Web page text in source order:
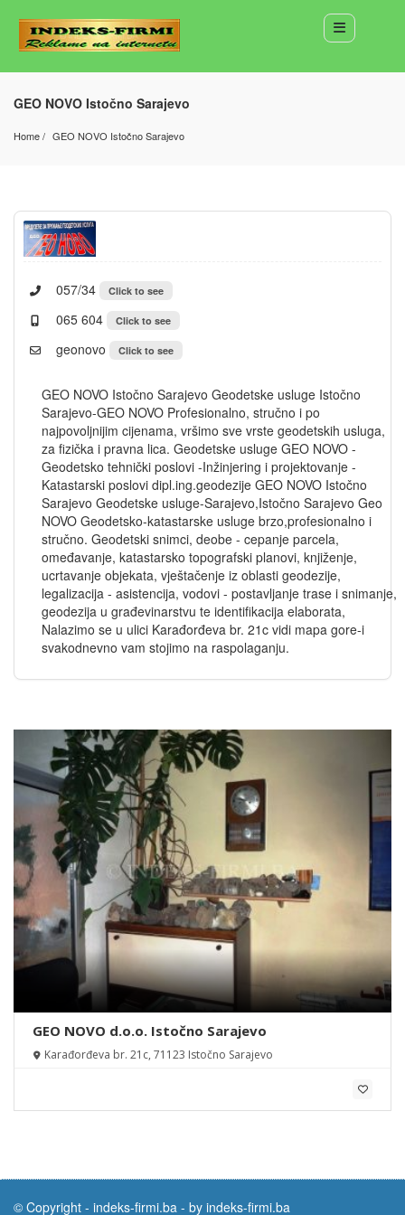
GEO NOVO Istočno Sarajevo
Home GEO NOVO Istočno Sarajevo
057/34 Click to see
065 604 Click to see
geonovo Click to see
GEO NOVO Istočno Sarajevo Geodetske usluge Istočno
Sarajevo-GEO NOVO Profesionalno, stručno i po
najpovoljnijim cijenama, vršimo sve vrste geodetskih usluga,
za fizička i pravna lica. Geodetske usluge GEO NOVO -
Geodetsko tehnički poslovi -Inžinjering i projektovanje -
Katastarski poslovi dipl.ing.geodezije GEO NOVO Istočno
Sarajevo Geodetske usluge-Sarajevo,Istočno Sarajevo Geo
NOVO Geodetsko-katastarske usluge brzo,profesionalno i
stručno. Geodetski snimci, deobe - cepanje parcela,
omeđavanje, katastarsko topografski planovi, knjiženje,
ucrtavanje objekata, vještačenje iz oblasti geodezije,
legalizacija - asistencija, vodovi - postavljanje trase i snimanje,
geodezija u građevinarstvu te identifikacija elaborata,
Nalazimo se u ulici Karađorđeva br. 21c vidi mapa gore-i
svakodnevno vam stojimo na raspolaganju.
GEO NOVO d.o.o. Istočno Sarajevo
Karađorđeva br. 21c, 71123 Istočno Sarajevo
© Copyright - indeks-firmi.ba - by indeks-firmi.ba